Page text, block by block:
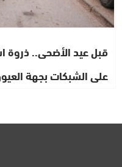
قبل عيد الأضحى.. ذروة
على الشبكات بجهة